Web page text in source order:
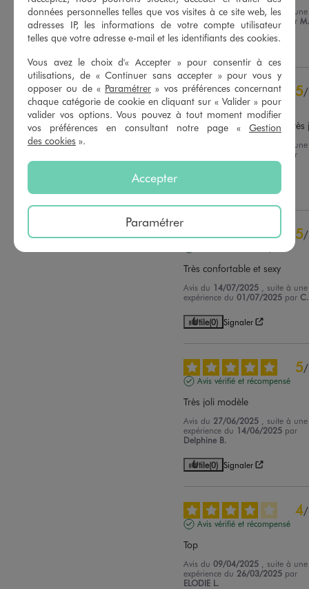
Basé sur 13
avis soumis à un
contrôle
5étoiles
9
4étoiles
4
3étoiles
0
2étoiles
0
étoile
Trier les avis
Avis du11/05/2026 , suite à une
expérience du
28/04/2026 par
5/
Avis vérifié et récompensé
Très agréable à porter et très
, suite à une
par
Delphine G.
5/
Avis vérifié et récompensé
Très confortable et sexy
Avis du 14/07/2025
, suite à une
expérience du01/07/2025 par
Utile(0) Signaler
5/
Avis vérifié et récompensé
Très joli modèle
Avis du 27/06/2025
, suite à une
expérience du 14/06/2025 par
Delphine B.
Utile(0) Signaler
4/
Avis vérifié et récompensé
Top
Avis du09/04/2025
, suite à une
expérience du 26/03/2025 par
ELODIE L.
données personnelles telles que vos visites à ce site web, les
adresses IP, les informations de votre compte utilisateur
telles que votre adresse e-mail et les identifiants des cookies.
Vous avez le choix d'« Accepter » pour consentir à ces
utilisations, de « Continuer sans accepter » pour vous y
opposer ou de « Paramétrer » vos préférences concernant
chaque catégorie de cookie en cliquant sur « Valider » pour
valider vos options. Vous pouvez à tout moment modifier
vos préférences en consultant notre page « Gestion
des cookies ».
Accepter
Paramétrer